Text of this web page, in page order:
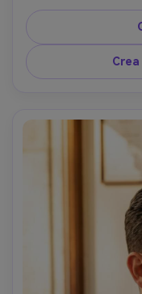
drammatiche,
90mm, dettaglio